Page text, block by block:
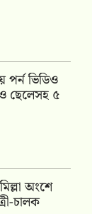
পর্ন ভিডিও
ও ছেলেসহ ৫
অংশে
চালক